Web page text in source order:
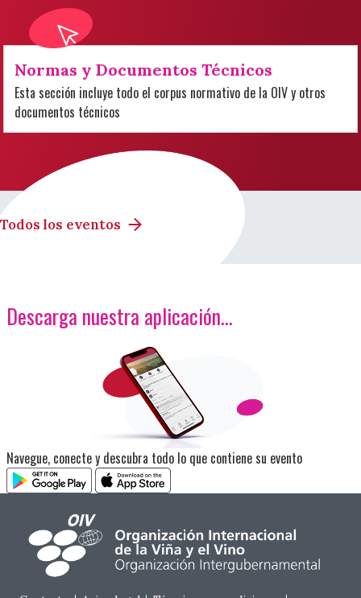
Normas y Documentos Técnicos
Esta sección incluye todo el corpus normativo de la OIV y otros
documentos técnicos
Todos los eventos
Descarga nuestra aplicación…
<p>Imagen</p>
Navegue, conecte y descubra todo lo que contiene su evento